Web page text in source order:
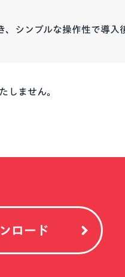
シンプルな操作性で導入
しません。
ロード